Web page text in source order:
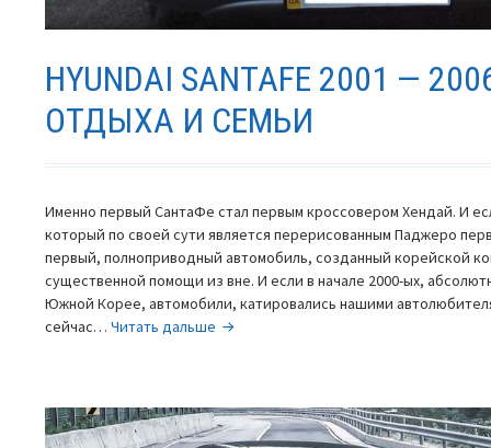
HYUNDAI SANTAFE 2001 —
ОТДЫХА И СЕМЬИ
Именно первый СантаФе стал первым кроссовером Хендай. И
который по своей сути является перерисованным Паджеро
первый, полноприводный автомобиль, созданный корейской
существенной помощи из вне. И если в начале 2000-ых,
Южной Корее, автомобили, катировались нашими
сейчас…Читать дальше Hyundai
2006
—